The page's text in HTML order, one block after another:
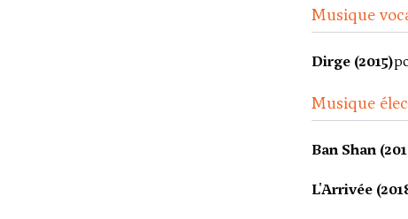
Musique
Dirge (2015)
Musique
Ban Shan
L'Arrivée